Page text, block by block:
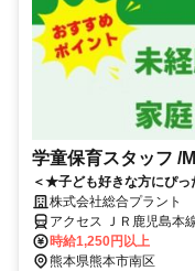
学童保育スタッフ /
＜★子ども好きな方にぴっ
人気の学童保育スタッフ募
株式会社総合プラント
アクセス ＪＲ鹿児島本
（熊本県）徒歩約36分
本市南区薄場町
時給1,250円以上
熊本県熊本市南区